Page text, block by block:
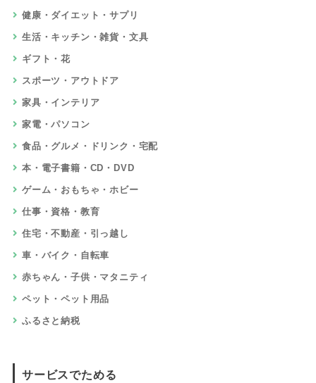
健康・ダイエット・サプリ
生活・キッチン・雑貨・文具
ギフト・花
スポーツ・アウトドア
家具・インテリア
家電・パソコン
食品・グルメ・ドリンク・宅配
本・電子書籍・CD・DVD
ゲーム・おもちゃ・ホビー
仕事・資格・教育
住宅・不動産・引っ越し
車・バイク・自転車
赤ちゃん・子供・マタニティ
ペット・ペット用品
ふるさと納税
サービスでためる